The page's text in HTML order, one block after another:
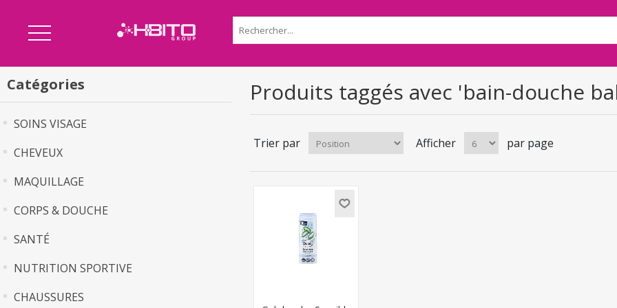
Catégories
SOINS VISAGE
CHEVEUX
MAQUILLAGE
CORPS & DOUCHE
SANTÉ
NUTRITION SPORTIVE
CHAUSSURES
Produits taggés avec 'bain-douche
Trier par Afficher par page